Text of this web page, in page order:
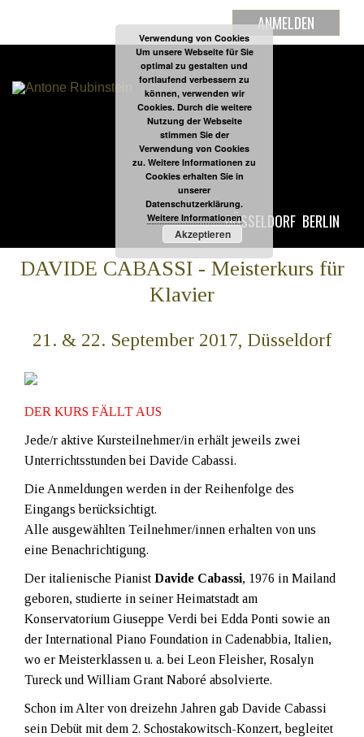
ANMELDEN
DÜSSELDORF BERLIN
DAVIDE CABASSI - Meisterkurs für
Klavier
21. & 22. September 2017, Düsseldorf
DER KURS FÄLLT AUS
Jede/r aktive Kursteilnehmer/in erhält jeweils zwei
Unterrichtsstunden bei Davide Cabassi.
Die Anmeldungen werden in der Reihenfolge des
Eingangs berücksichtigt.
Alle ausgewählten Teilnehmer/innen erhalten von uns
eine Benachrichtigung.
Der italienische Pianist Davide Cabassi, 1976 in Mailand
geboren, studierte in seiner Heimatstadt am
Konservatorium Giuseppe Verdi bei Edda Ponti sowie an
der International Piano Foundation in Cadenabbia, Italien,
wo er Meisterklassen u. a. bei Leon Fleisher, Rosalyn
Tureck und William Grant Naboré absolvierte.
Schon im Alter von dreizehn Jahren gab Davide Cabassi
sein Debüt mit dem 2. Schostakowitsch-Konzert, begleitet
Verwendung von Cookies
Um unsere Webseite für Sie
optimal zu gestalten und
fortlaufend verbessern zu
können, verwenden wir
Cookies. Durch die weitere
Nutzung der Webseite
stimmen Sie der
Verwendung von Cookies
zu. Weitere Informationen zu
Cookies erhalten Sie in
unserer
Datenschutzerklärung.
Weitere Informationen
Akzeptieren